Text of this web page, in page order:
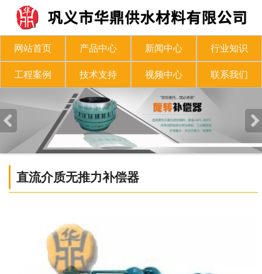
网站首页 产品中心 新闻中心 行业知识
工程案例 技术支持 视频中心 联系我们
直流介质无推力补偿器